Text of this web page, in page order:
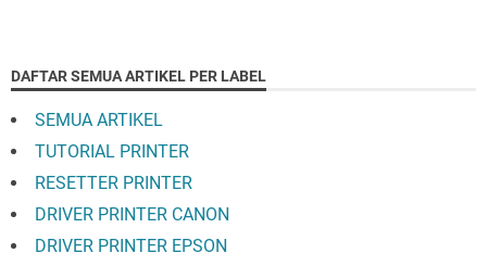
DAFTAR SEMUA ARTIKEL PER LABEL
SEMUA ARTIKEL
TUTORIAL PRINTER
RESETTER PRINTER
DRIVER PRINTER CANON
DRIVER PRINTER EPSON